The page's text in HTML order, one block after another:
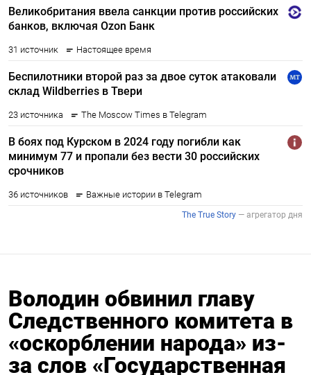
Володин обвинил главу
Следственного комитета в
«оскорблении народа» из-
за слов «Государственная